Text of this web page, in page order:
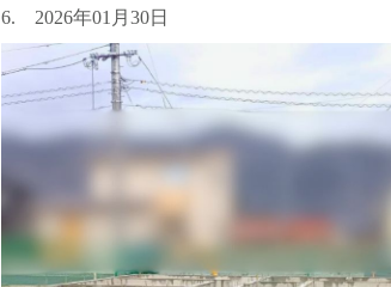
6. 2026年01月30日